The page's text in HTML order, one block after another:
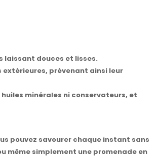
laissant douces et lisses.
prévenant ainsi leur
minérales ni conservateurs, et
pouvez savourer chaque instant sans
même simplement une promenade en